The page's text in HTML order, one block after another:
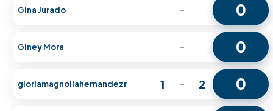
Gina Jurado - 0
Giney Mora - 0
gloriamagnoliahernandezr 1 - 2 0